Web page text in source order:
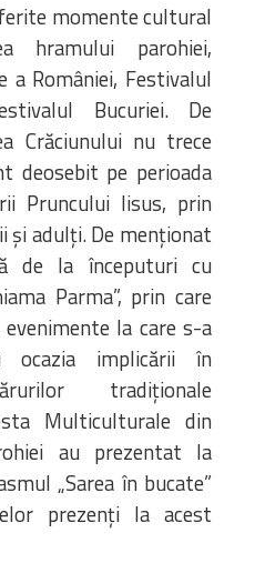
momente cultural
hramului parohiei,
a României, Festivalul
Bucuriei. De
Crăciunului nu trece
deosebit pe perioada
Pruncului Iisus, prin
și adulți. De menționat
de la începuturi cu
Parma”, prin care
la care s-a
ocazia implicării în
tradiționale
Multiculturale din
au prezentat la
„Sarea în bucate”
prezenți la acest